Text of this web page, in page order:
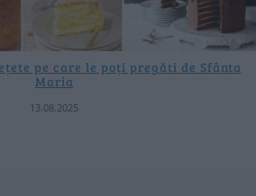
pe care le poți pregăti de Sfânta
Maria
13.08.2025